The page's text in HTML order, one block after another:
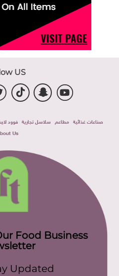
US
صناعات غذائية مطاعم سلاسل تجارية فوود
Us
Food Business
Updated